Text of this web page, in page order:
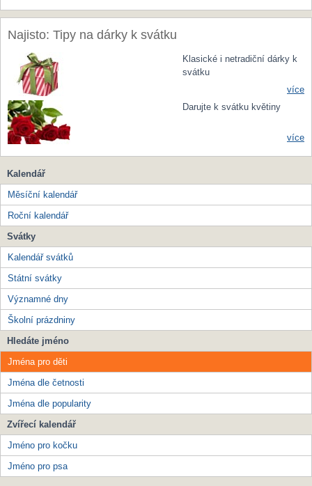
Najisto: Tipy na dárky k svátku
Klasické i netradiční dárky k
svátku
více
Darujte k svátku květiny
více
Kalendář
Měsíční kalendář
Roční kalendář
Svátky
Kalendář svátků
Státní svátky
Významné dny
Školní prázdniny
Hledáte jméno
Jména pro děti
Jména dle četnosti
Jména dle popularity
Zvířecí kalendář
Jméno pro kočku
Jméno pro psa